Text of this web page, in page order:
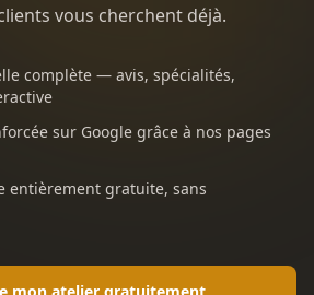
vous cherchent déjà.
complète — avis, spécialités,
sur Google grâce à nos pages
entièrement gratuite, sans